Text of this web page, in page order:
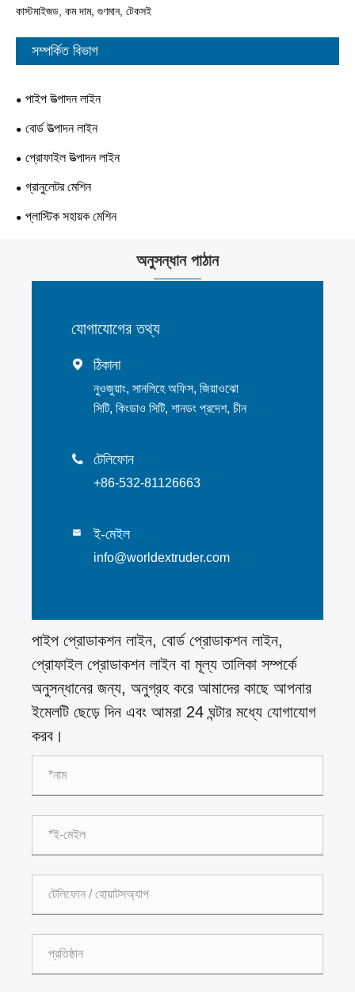
কাস্টমাইজড, কম দাম, গুণমান, টেকসই
সম্পর্কিত বিভাগ
পাইপ উত্পাদন লাইন
বোর্ড উত্পাদন লাইন
প্রোফাইল উত্পাদন লাইন
গ্রানুলেটর মেশিন
প্লাস্টিক সহায়ক মেশিন
অনুসন্ধান পাঠান
যোগাযোগের তথ্য
 ঠিকানা
নুওজুয়াং, সানলিহে অফিস, জিয়াওঝো
সিটি, কিংডাও সিটি, শানডং প্রদেশ, চীন
 টেলিফোন
+86-532-81126663
 ই-মেইল
info@worldextruder.com
পাইপ প্রোডাকশন লাইন, বোর্ড প্রোডাকশন লাইন,
প্রোফাইল প্রোডাকশন লাইন বা মূল্য তালিকা সম্পর্কে
অনুসন্ধানের জন্য, অনুগ্রহ করে আমাদের কাছে আপনার
ইমেলটি ছেড়ে দিন এবং আমরা 24 ঘন্টার মধ্যে যোগাযোগ
করব।